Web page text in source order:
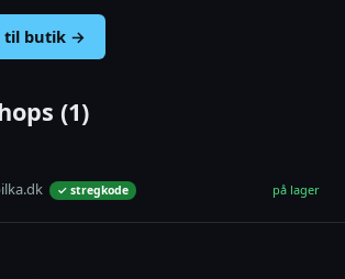
til butik →
(1)
✓ stregkode på lager